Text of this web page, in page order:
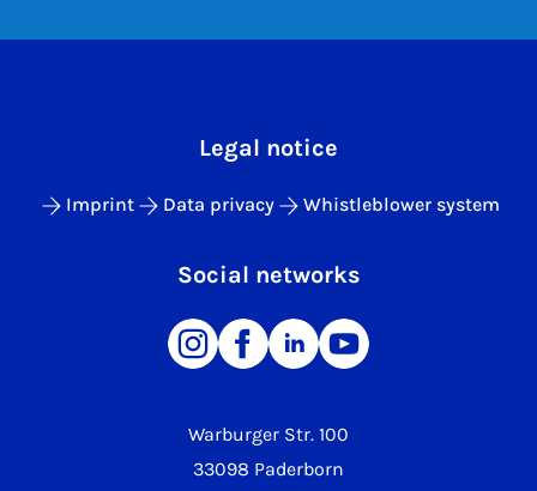
Warburger Str. 100
33098 Paderborn
Legal notice
Imprint Data privacy Whistleblower system
Social networks